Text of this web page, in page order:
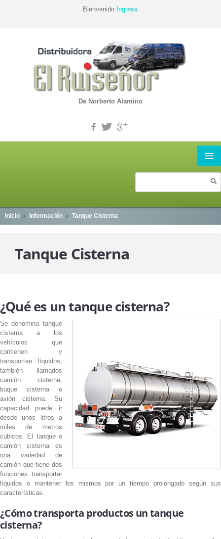
Bienvenido Ingresa
De Norberto Alamino
UNIDADES DE VENTA
NUESTROS VIAJES
NOTICIAS
NOSOTROS
HISTORIA , MISIÓN Y VISIÓN
NUESTRO EQUIPO DE TRABAJO
CONTACTO
Inicio Información Tanque Cisterna
Tanque Cisterna
¿Qué es un tanque cisterna?
Se denomina tanque
cisterna a los
vehículos que
contienen y
transportan líquidos,
también llamados
camión cisterna,
buque cisterna o
avión cisterna. Su
capacidad puede ir
desde unos litros a
miles de metros
cúbicos. El tanque o
camión cisterna es
una variedad de
camión que tiene dos
funciones: transportar
líquidos o mantener los mismos por un tiempo prolongado según sus
características.
¿Cómo transporta productos un tanque
cisterna?